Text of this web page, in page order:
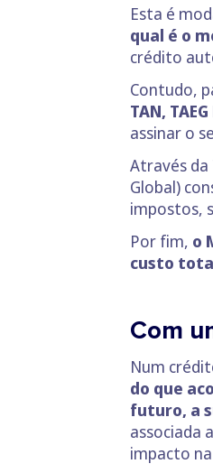
Esta é
qual é o
crédito
Contudo,
TAN,
assinar o
Através da
Global)
impostos,
Por fim, o
custo
Com
Num
do que
futuro, a
associada
impacto